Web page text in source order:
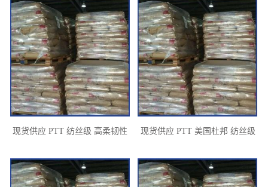
现货供应 PTT 纺丝级 高柔韧性
现货供应 PTT 美国杜邦 纺丝级